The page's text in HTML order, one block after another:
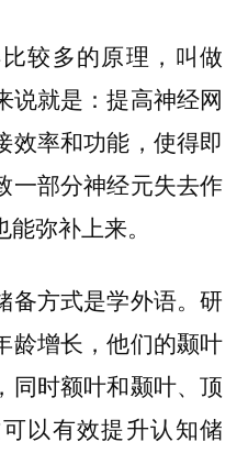
较多的原理，叫做
说就是：提高神经网
效率和功能，使得即
一部分神经元失去作
弥补上来。
备方式是学外语。研
龄增长，他们的颞叶
同时额叶和颞叶、顶
以有效提升认知储